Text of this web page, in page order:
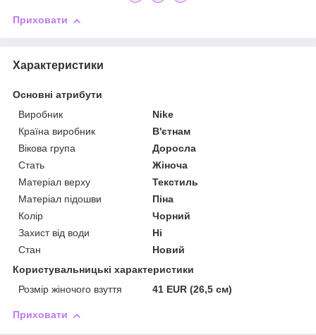
Приховати
Характеристики
Основні атрибути
Виробник
Nike
Країна виробник
В'єтнам
Вікова група
Доросла
Стать
Жіноча
Матеріал верху
Текстиль
Матеріал підошви
Піна
Колір
Чорний
Захист від води
Ні
Стан
Новий
Користувальницькі характеристики
Розмір жіночого взуття
41 EUR (26,5 см)
Приховати